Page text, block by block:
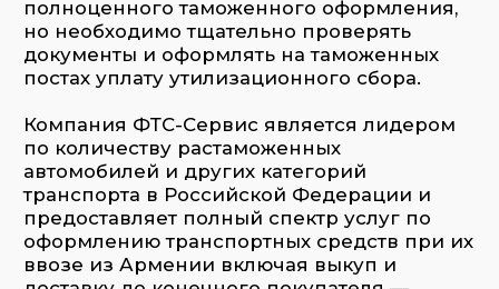
Заказать услугу
ФТС-Сервис является уполномоченным
таможенным представителем ФТС России
за номером 1847